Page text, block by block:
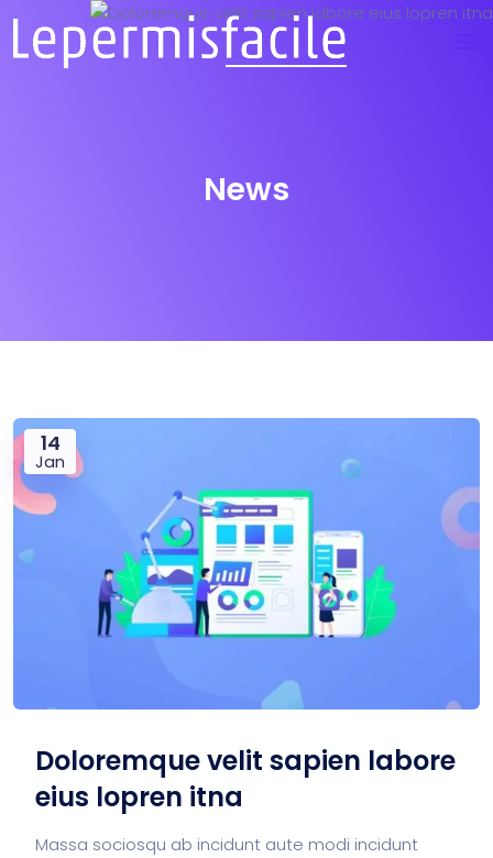
News
14
Jan
Doloremque velit sapien labore
eius lopren itna
Massa sociosqu ab incidunt aute modi incidunt